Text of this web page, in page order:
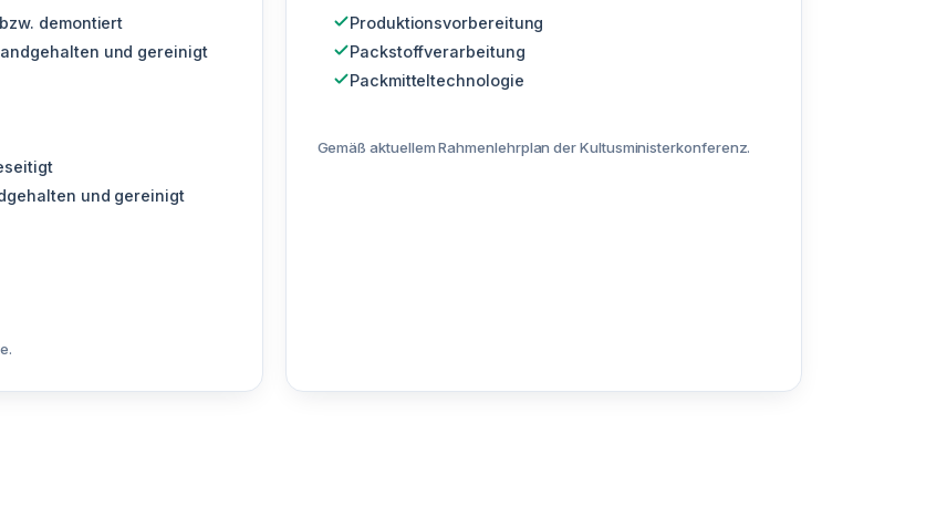
demontiert
und gereinigt
und gereinigt
Produktionsvorbereitung
Packstoffverarbeitung
Packmitteltechnologie
Gemäß aktuellem Rahmenlehrplan der Kultusministerkonferenz.